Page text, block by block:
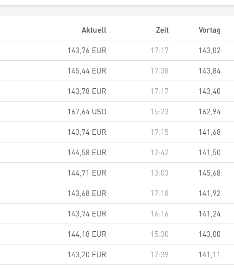
Aktuell Zeit Vortag
143,76 EUR 17:17 143,02
145,44 EUR 17:38 143,84
143,78 EUR 17:17 143,40
167,64 USD 15:23 162,94
143,74 EUR 17:15 141,68
144,58 EUR 12:42 141,50
144,71 EUR 13:03 145,68
143,68 EUR 17:18 141,92
143,74 EUR 16:16 141,24
144,18 EUR 15:30 143,00
143,20 EUR 17:39 141,11